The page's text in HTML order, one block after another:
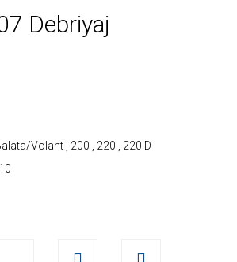
Debriyaj
Volant 200 220
220 D